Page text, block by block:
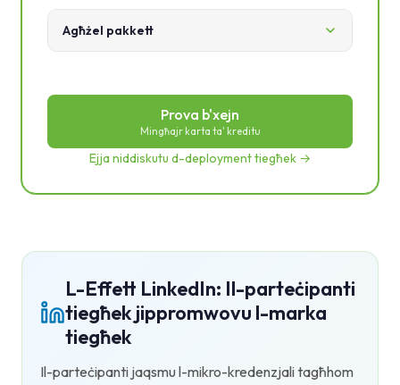
Agħżel pakkett
Prova b'xejn
Mingħajr karta ta' kreditu
Ejja niddiskutu d-deployment tiegħek →
L-Effett LinkedIn: Il-parteċipanti
tiegħek jippromwovu l-marka
tiegħek
Il-parteċipanti jaqsmu l-mikro-kredenzjali tagħhom